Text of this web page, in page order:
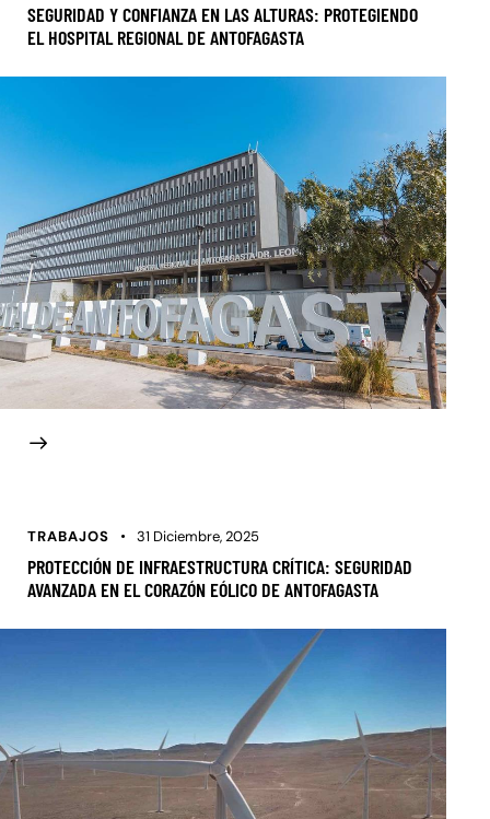
SEGURIDAD Y CONFIANZA EN LAS ALTURAS: PROTEGIENDO
EL HOSPITAL REGIONAL DE ANTOFAGASTA
TRABAJOS 31 Diciembre, 2025
PROTECCIÓN DE INFRAESTRUCTURA CRÍTICA: SEGURIDAD
AVANZADA EN EL CORAZÓN EÓLICO DE ANTOFAGASTA